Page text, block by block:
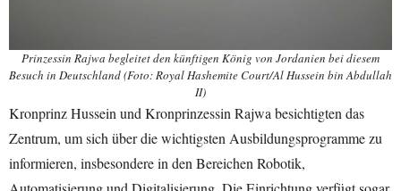
Prinzessin Rajwa begleitet den künftigen König von Jordanien bei diesem
Besuch in Deutschland (Foto: Royal Hashemite Court/Al Hussein bin Abdullah
II)
Kronprinz Hussein und Kronprinzessin Rajwa besichtigten das
Zentrum, um sich über die wichtigsten Ausbildungsprogramme zu
informieren, insbesondere in den Bereichen Robotik,